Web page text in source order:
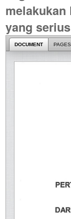
melakukan
yang
DOCUMENT PAGES